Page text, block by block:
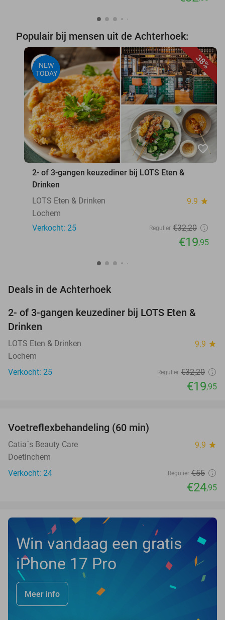
Populair bij mensen uit de Achterhoek:
38%
NEW
TODAY
favorite_border
2- of 3-gangen keuzediner bij LOTS Eten &
Drinken
LOTS Eten & Drinken
9.9 star
Lochem
Verkocht: 25
Regulier €32,20
€19,95
Deals in de Achterhoek
38%
TODAY
2- of 3-gangen keuzediner bij LOTS Eten &
Drinken
LOTS Eten & Drinken 9.9 star
Lochem
Verkocht: 25
Regulier €32,20
€19,95
Voetreflexbehandeling (60 min)
Catia´s Beauty Care 9.9 star
Doetinchem
Verkocht: 24
Regulier €55
€24,95
Win vandaag een gratis
iPhone 17 Pro
Meer info